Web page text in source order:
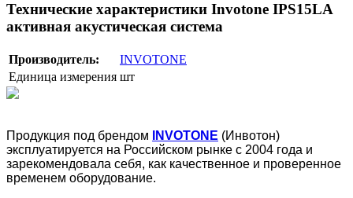
Технические характеристики Invotone IPS15LA
активная акустическая система
Производитель:
INVOTONE
Единица измерения шт
Продукция под брендом INVOTONE (Инвотон)
эксплуатируется на Российском рынке с 2004 года и
зарекомендовала себя, как качественное и проверенное
временем оборудование.